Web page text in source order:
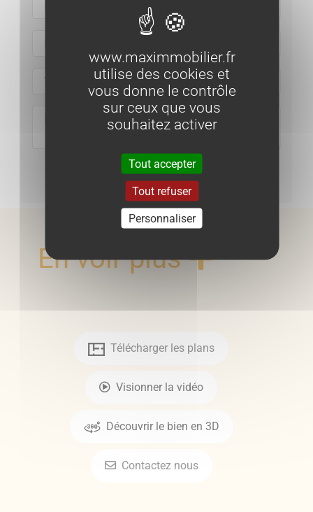
Envoyer
En voir plus
Télécharger les plans
Visionner la vidéo
Découvrir le bien en 3D
Contactez nous
www.maximmobilier.fr
utilise des cookies et
vous donne le contrôle
sur ceux que vous
souhaitez activer
Tout accepter
Tout refuser
Personnaliser